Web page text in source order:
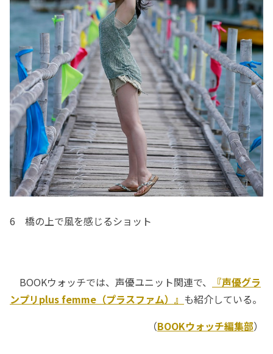
6 橋の上で風を感じるショット
BOOKウォッチでは、声優ユニット関連で、
『声優グラ
ンプリplus femme（プラスファム）』 も紹介している。
（BOOKウォッチ編集部）